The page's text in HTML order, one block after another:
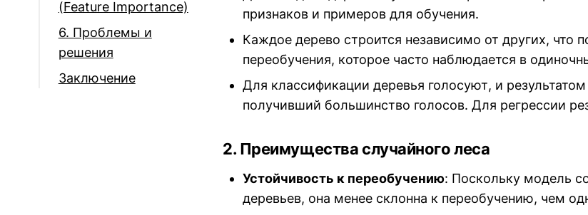
(Feature Importance)
6. Проблемы и
решения
Заключение
признаков и примеров для обучения.
Каждое дерево строится независимо от других, что
переобучения, которое часто наблюдается в
Для классификации деревья голосуют, и результатом
получивший большинство голосов. Для регрессии
2. Преимущества случайного леса
Устойчивость к переобучению: Поскольку модель
деревьев, она менее склонна к переобучению, чем